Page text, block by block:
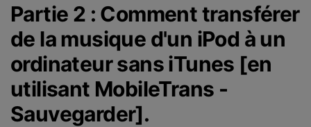
Partie 2 : Comment transférer
de la musique d'un iPod à un
ordinateur sans iTunes [en
utilisant MobileTrans -
Sauvegarder].